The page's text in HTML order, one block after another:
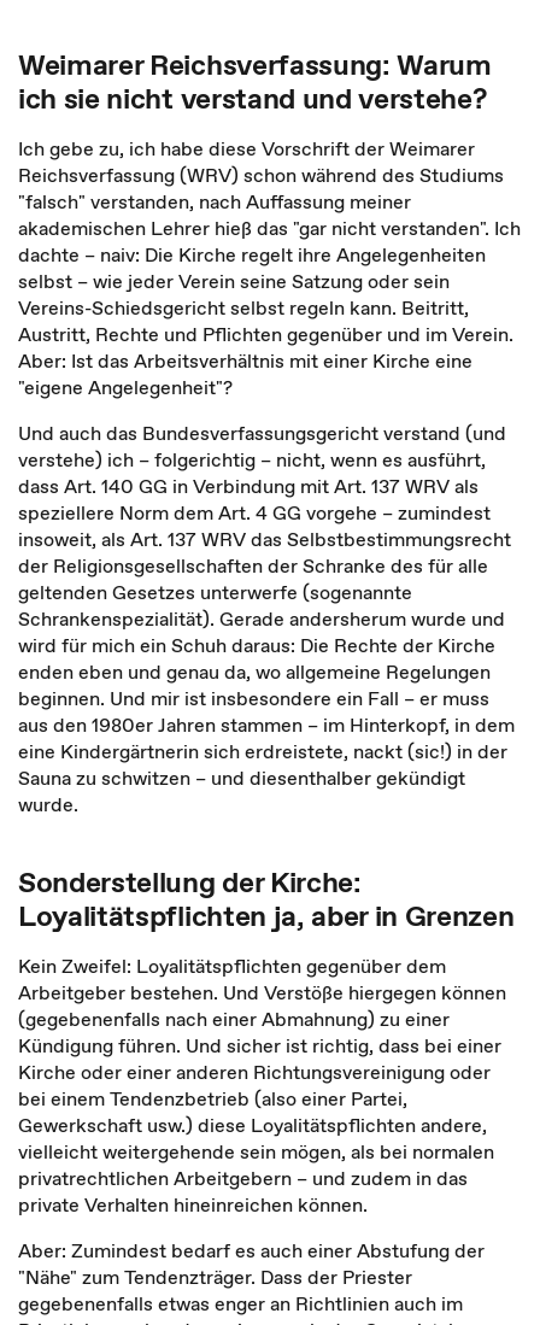
Weimarer Reichsverfassung: Warum
ich sie nicht verstand und verstehe?
Ich gebe zu, ich habe diese Vorschrift der Weimarer
Reichsverfassung (WRV) schon während des Studiums
"falsch" verstanden, nach Auffassung meiner
akademischen Lehrer hieß das "gar nicht verstanden". Ich
dachte – naiv: Die Kirche regelt ihre Angelegenheiten
selbst – wie jeder Verein seine Satzung oder sein
Vereins-Schiedsgericht selbst regeln kann. Beitritt,
Austritt, Rechte und Pflichten gegenüber und im Verein.
Aber: Ist das Arbeitsverhältnis mit einer Kirche eine
"eigene Angelegenheit"?
Und auch das Bundesverfassungsgericht verstand (und
verstehe) ich – folgerichtig – nicht, wenn es ausführt,
dass Art. 140 GG in Verbindung mit Art. 137 WRV als
speziellere Norm dem Art. 4 GG vorgehe – zumindest
insoweit, als Art. 137 WRV das Selbstbestimmungsrecht
der Religionsgesellschaften der Schranke des für alle
geltenden Gesetzes unterwerfe (sogenannte
Schrankenspezialität). Gerade andersherum wurde und
wird für mich ein Schuh daraus: Die Rechte der Kirche
enden eben und genau da, wo allgemeine Regelungen
beginnen. Und mir ist insbesondere ein Fall – er muss
aus den 1980er Jahren stammen – im Hinterkopf, in dem
eine Kindergärtnerin sich erdreistete, nackt (sic!) in der
Sauna zu schwitzen – und diesenthalber gekündigt
wurde.
Sonderstellung der Kirche:
Loyalitätspflichten ja, aber in Grenzen
Kein Zweifel: Loyalitätspflichten gegenüber dem
Arbeitgeber bestehen. Und Verstöße hiergegen können
(gegebenenfalls nach einer Abmahnung) zu einer
Kündigung führen. Und sicher ist richtig, dass bei einer
Kirche oder einer anderen Richtungsvereinigung oder
bei einem Tendenzbetrieb (also einer Partei,
Gewerkschaft usw.) diese Loyalitätspflichten andere,
vielleicht weitergehende sein mögen, als bei normalen
privatrechtlichen Arbeitgebern – und zudem in das
private Verhalten hineinreichen können.
Aber: Zumindest bedarf es auch einer Abstufung der
"Nähe" zum Tendenzträger. Dass der Priester
gegebenenfalls etwas enger an Richtlinien auch im